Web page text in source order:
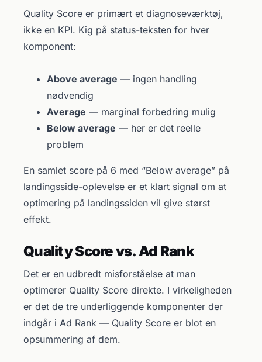
Quality Score er primært et diagnoseværktøj,
ikke en KPI. Kig på status-teksten for hver
komponent:
Above average — ingen handling
nødvendig
Average — marginal forbedring mulig
Below average — her er det reelle
problem
En samlet score på 6 med “Below average” på
landingsside-oplevelse er et klart signal om at
optimering på landingssiden vil give størst
effekt.
Quality Score vs. Ad Rank
Det er en udbredt misforståelse at man
optimerer Quality Score direkte. I virkeligheden
er det de tre underliggende komponenter der
indgår i Ad Rank — Quality Score er blot en
opsummering af dem.